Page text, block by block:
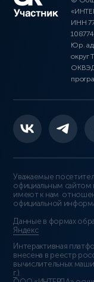
ИНН
Юр.
округ
ОКВЭД
Уважаемые
официальным сайтом
имеют к нам
официальной
Данные в формах
Яндекс
Интерактивная
внесена в реестр
вычислительных
г.).